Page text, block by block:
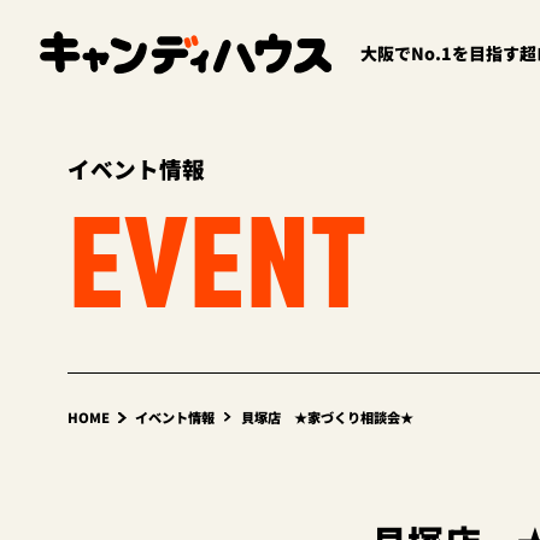
大阪でNo.1を目指す
イベント情報
EVENT
HOME イベント情報 貝塚店 ★家づくり相談会★